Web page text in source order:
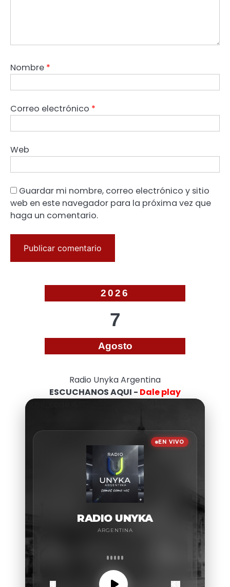
Nombre *
Correo electrónico *
Web
Guardar mi nombre, correo electrónico y sitio
web en este navegador para la próxima vez que
haga un comentario.
2026
7
Agosto
Radio Unyka Argentina
ESCUCHANOS AQUI - Dale play